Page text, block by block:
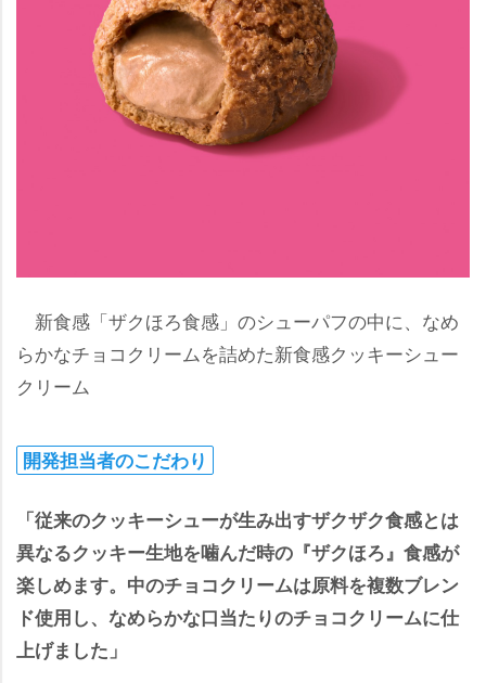
新食感「ザクほろ食感」のシューパフの中に、なめ
らかなチョコクリームを詰めた新食感クッキーシュー
クリーム
開発担当者のこだわり
「従来のクッキーシューが生み出すザクザク食感とは
異なるクッキー生地を噛んだ時の『ザクほろ』食感が
楽しめます。中のチョコクリームは原料を複数ブレン
ド使用し、なめらかな口当たりのチョコクリームに仕
上げました」